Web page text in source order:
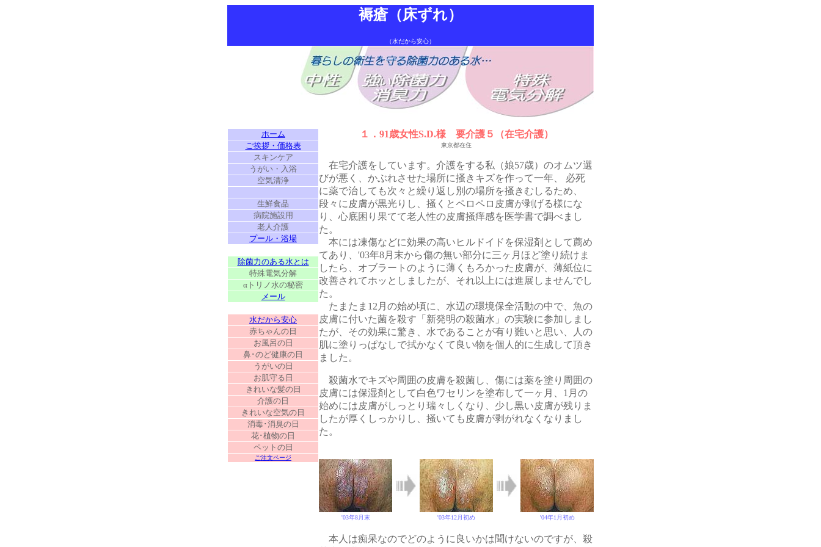
褥瘡（床ずれ）
（水だから安心）
ホーム
ご挨拶・価格表
スキンケア
うがい・入浴
空気清浄
生鮮食品
病院施設用
老人介護
プール・浴場
除菌力のある水とは
特殊電気分解
αトリノ水の秘密
メール
水だから安心
赤ちゃんの日
お風呂の日
鼻･のど健康の日
うがいの日
お肌守る日
きれいな髪の日
介護の日
きれいな空気の日
消毒･消臭の日
花･植物の日
ペットの日
ご注文ページ
１．91歳女性S.D.様 要介護５（在宅介護）
東京都在住
在宅介護をしています。介護をする私（娘57歳）のオムツ選
びが悪く、かぶれさせた場所に掻きキズを作って一年、 必死
に薬で治しても次々と繰り返し別の場所を掻きむしるため、
段々に皮膚が黒光りし、掻くとペロペロ皮膚が剥げる様にな
り、心底困り果てて老人性の皮膚掻痒感を医学書で調べまし
た。
本には凍傷などに効果の高いヒルドイドを保湿剤として薦め
てあり、'03年8月末から傷の無い部分に三ヶ月ほど塗り続けま
したら、オブラートのように薄くもろかった皮膚が、薄紙位に
改善されてホッとしましたが、それ以上には進展しませんでし
た。
たまたま12月の始め頃に、水辺の環境保全活動の中で、魚の
皮膚に付いた菌を殺す「新発明の殺菌水」の実験に参加しまし
たが、その効果に驚き、水であることが有り難いと思い、人の
肌に塗りっぱなしで拭かなくて良い物を個人的に生成して頂き
ました。
殺菌水でキズや周囲の皮膚を殺菌し、傷には薬を塗り周囲の
皮膚には保湿剤として白色ワセリンを塗布して一ヶ月、1月の
始めには皮膚がしっとり瑞々しくなり、少し黒い皮膚が残りま
したが厚くしっかりし、掻いても皮膚が剥がれなくなりまし
た。
'03年8月末 '03年12月初め '04年1月初め
本人は痴呆なのでどのように良いかは聞けないのですが、殺